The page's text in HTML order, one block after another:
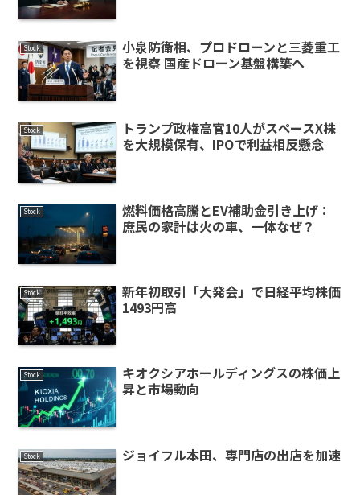
Stock
小泉防衛相、プロドローンと三菱重工
を視察 国産ドローン基盤構築へ
Stock
トランプ政権高官10人がスペースX株
を大規模保有、IPOで利益相反懸念
Stock
燃料価格高騰とEV補助金引き上げ：
庶民の家計は火の車、一体なぜ？
Stock
新年初取引「大発会」で日経平均株価
1493円高
Stock
キオクシアホールディングスの株価上
昇と市場動向
Stock ジョイフル本田、専門店の出店を加速